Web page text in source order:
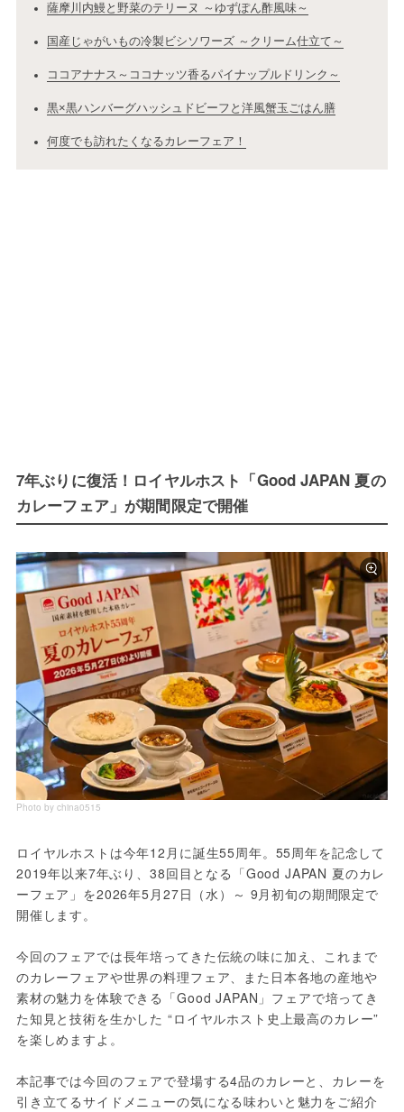
薩摩川内鰻と野菜のテリーヌ ～ゆずぽん酢風味～
国産じゃがいもの冷製ビシソワーズ ～クリーム仕立て～
ココアナナス～ココナッツ香るパイナップルドリンク～
黒×黒ハンバーグハッシュドビーフと洋風蟹玉ごはん膳
何度でも訪れたくなるカレーフェア！
7年ぶりに復活！ロイヤルホスト「Good JAPAN 夏の
カレーフェア」が期間限定で開催
Photo by china0515
ロイヤルホストは今年12月に誕生55周年。55周年を記念して
2019年以来7年ぶり、38回目となる「Good JAPAN 夏のカレ
ーフェア」を2026年5月27日（水）～ 9月初旬の期間限定で
開催します。
今回のフェアでは長年培ってきた伝統の味に加え、これまで
のカレーフェアや世界の料理フェア、また日本各地の産地や
素材の魅力を体験できる「Good JAPAN」フェアで培ってき
た知見と技術を生かした “ロイヤルホスト史上最高のカレー”
を楽しめますよ。
本記事では今回のフェアで登場する4品のカレーと、カレーを
引き立てるサイドメニューの気になる味わいと魅力をご紹介